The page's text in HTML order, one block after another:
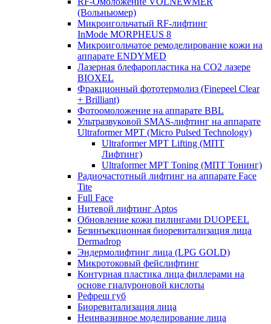
(Вольньюмер)
Микроигольчатый RF-лифтинг
InMode MORPHEUS 8
Микроигольчатое ремоделирование кожи на
аппарате ENDYMED
Лазерная блефаропластика на CO2 лазере
BIOXEL
Фракционный фототермолиз (Finepeel Clear
+ Brilliant)
Фотоомоложение на аппарате BBL
Ультразвуковой SMAS-лифтинг на аппарате
Ultraformer MPT (Micro Pulsed Technology)
Ultraformer MPT Lifting (МПТ
Лифтинг)
Ultraformer MPT Toning (МПТ Тонинг)
Радиочастотный лифтинг на аппарате Face
Tite
Full Face
Нитевой лифтинг Aptos
Обновление кожи пилингами DUOPEEL
Безинъекционная биоревитализация лица
Dermadrop
Эндермолифтинг лица (LPG GOLD)
Микротоковый фейслифтинг
Контурная пластика лица филлерами на
основе гиалуроновой кислоты
Рефреш губ
Биоревитализация лица
Неинвазивное моделирование лица